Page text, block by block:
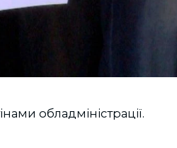
обладміністрації.